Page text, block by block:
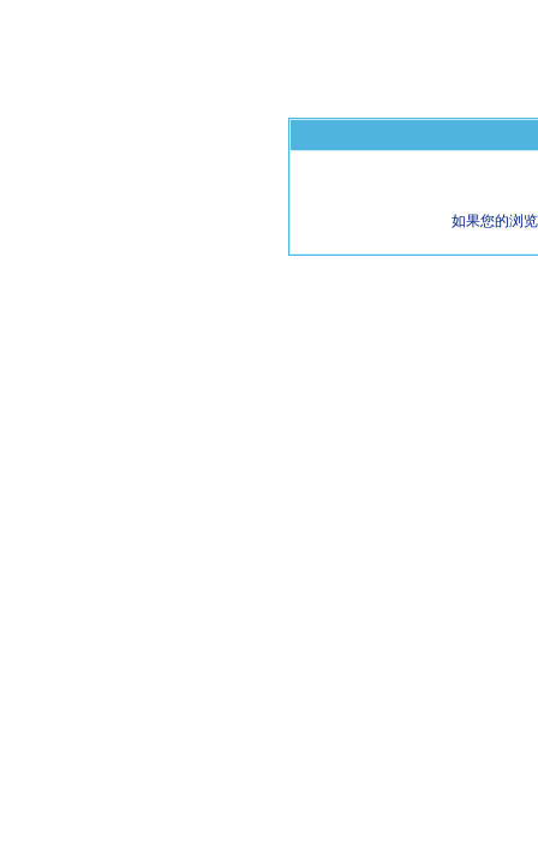
如果您的浏